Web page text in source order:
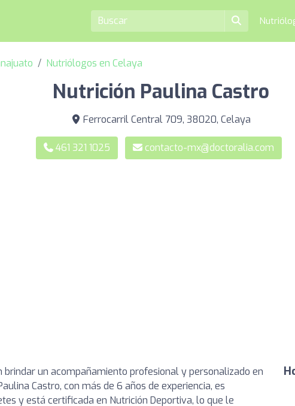
Nutriólogos en Celaya
Nutrición Paulina Castro
Ferrocarril Central 709, 38020, Celaya
461 321 1025 contacto-mx@doctoralia.com
brindar un acompañamiento profesional y personalizado en
Castro, con más de 6 años de experiencia, es
y está certificada en Nutrición Deportiva, lo que le